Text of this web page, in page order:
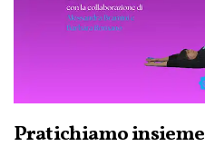
Pratichiamo insieme